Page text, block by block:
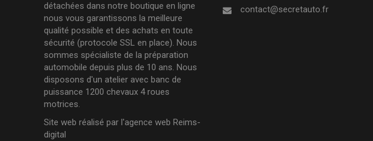
détachées dans notre boutique en ligne
nous vous garantissons la meilleure
qualité possible et des achats en toute
sécurité (protocole SSL en place). Nous
sommes spécialiste de la préparation
automobile depuis plus de 10 ans. Nous
disposons d'un atelier avec banc de
puissance 1200 chevaux 4 roues
motrices.
Site web réalisé par l'agence web Reims-
digital
contact@secretauto.fr